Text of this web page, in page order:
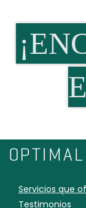
Servicios que
Testimonios